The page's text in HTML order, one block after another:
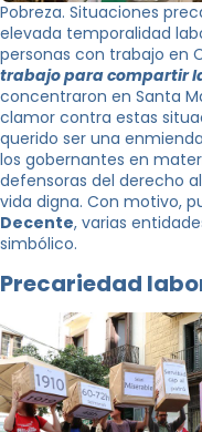
Pobreza. Situaciones
elevada temporalidad
personas con trabajo en
trabajo para compartir
concentraron en Santa
clamor contra estas
querido ser una
los gobernantes en
defensoras del derecho
vida digna. Con motivo,
Decente, varias
simbólico.
Precariedad